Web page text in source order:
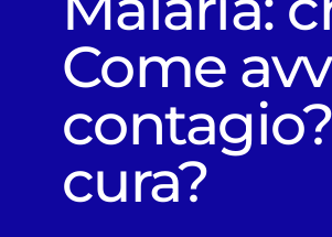
Come
cura?